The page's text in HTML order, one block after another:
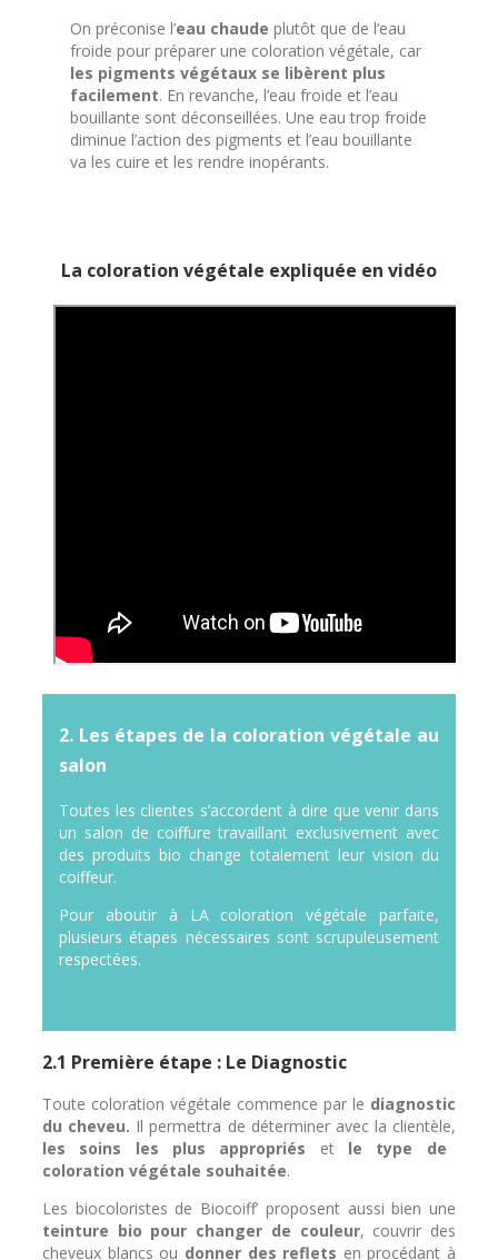
On préconise l’eau chaude plutôt que de l’eau
froide pour préparer une coloration végétale, car
les pigments végétaux se libèrent plus
facilement. En revanche, l’eau froide et l’eau
bouillante sont déconseillées. Une eau trop froide
diminue l’action des pigments et l’eau bouillante
va les cuire et les rendre inopérants.
La coloration végétale expliquée en vidéo
2. Les étapes de la coloration végétale au
salon
Toutes les clientes s’accordent à dire que venir dans
un salon de coiffure travaillant exclusivement avec
des produits bio change totalement leur vision du
coiffeur.
Pour aboutir à LA coloration végétale parfaite,
plusieurs étapes nécessaires sont scrupuleusement
respectées.
2.1 Première étape : Le Diagnostic
Toute coloration végétale commence par le diagnostic
du cheveu. Il permettra de déterminer avec la clientèle,
les soins les plus appropriés et le type de
coloration végétale souhaitée.
Les biocoloristes de Biocoiff’ proposent aussi bien une
teinture bio pour changer de couleur, couvrir des
cheveux blancs ou donner des reflets en procédant à